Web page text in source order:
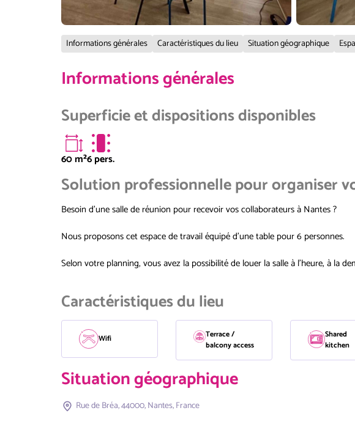
Informations générales Caractéristiques du lieu Situation géographique
Informations générales
Superficie et dispositions disponibles
60m²6 pers.
Solution professionnelle pour organiser
Besoin d'une salle de réunion pour recevoir vos collaborateurs à Nantes ?
Nous proposons cet espace de travail équipé d'une table pour 6 personnes.
Selon votre planning, vous avez la possibilité de louer la salle à l'heure, à la
Caractéristiques du lieu
Wifi
Terrace /
balcony access
Shared
kitchen
Situation géographique
Rue de Bréa, 44000, Nantes, France